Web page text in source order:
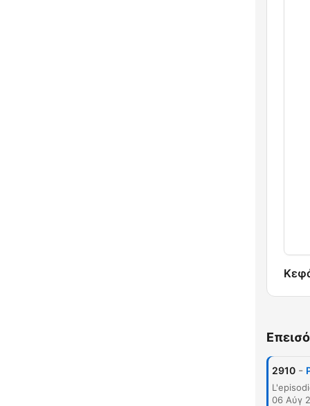
2910 -
06 Αύγ